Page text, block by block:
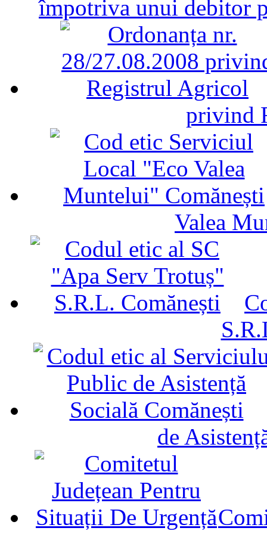
împotriva unui debitor
privind
Valea
de